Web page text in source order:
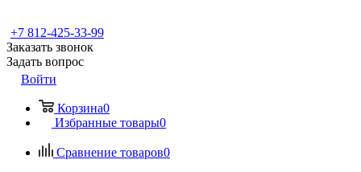
+7 812-425-33-99
Заказать звонок
Задать вопрос
Войти
Корзина0
Избранные товары0
Сравнение товаров0